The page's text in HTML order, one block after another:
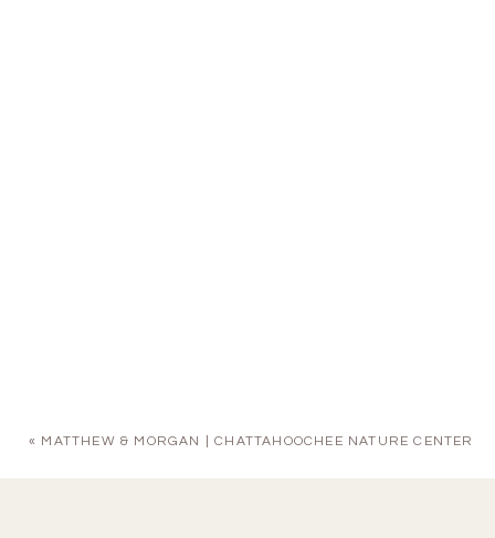
« MATTHEW & MORGAN | CHATTAHOOCHEE NATURE CENTER